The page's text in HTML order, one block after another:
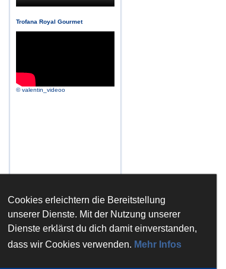
Cookies erleichtern die Bereitstellung
unserer Dienste. Mit der Nutzung unserer
Dienste erklärst du dich damit einverstanden,
dass wir Cookies verwenden. Mehr Infos
Trofana Royal Gourmet
© valentin_videoo
Küche...
Kitchen...
süßen Sinnen
allen Sinne...
Sieben Sinnen
Kontakt
Impressum
Datenschutz